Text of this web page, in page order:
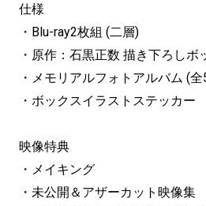
仕様
・Blu-ray2枚組 (二層)
・原作：石黒正数 描き下ろしボ
・メモリアルフォトアルバム (
・ボックスイラストステッカー
映像特典
・メイキング
・未公開＆アザーカット映像集